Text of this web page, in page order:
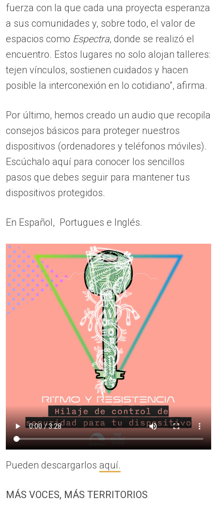
fuerza con la que cada una proyecta esperanza
a sus comunidades y, sobre todo, el valor de
espacios como Espectra, donde se realizó el
encuentro. Estos lugares no solo alojan talleres:
tejen vínculos, sostienen cuidados y hacen
posible la interconexión en lo cotidiano”, afirma.
Por último, hemos creado un audio que recopila
consejos básicos para proteger nuestros
dispositivos (ordenadores y teléfonos móviles).
Escúchalo aquí para conocer los sencillos
pasos que debes seguir para mantener tus
dispositivos protegidos.
En Español, Portugues e Inglés.
Pueden descargarlos aquí.
MÁS VOCES, MÁS TERRITORIOS